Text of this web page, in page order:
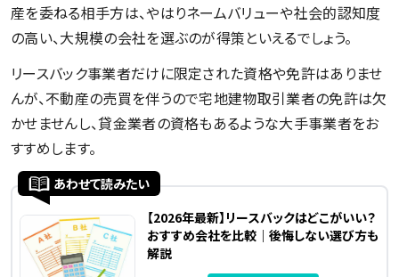
産を委ねる相手方は、やはりネームバリューや社会的認知度
の高い、大規模の会社を選ぶのが得策といえるでしょう。
リースバック事業者だけに限定された資格や免許はありませ
んが、不動産の売買を伴うので宅地建物取引業者の免許は欠
かせませんし、貸金業者の資格もあるような大手事業者をお
すすめします。
あわせて読みたい
【2026年最新】リースバックはどこがいい？
おすすめ会社を比較｜後悔しない選び方も
解説